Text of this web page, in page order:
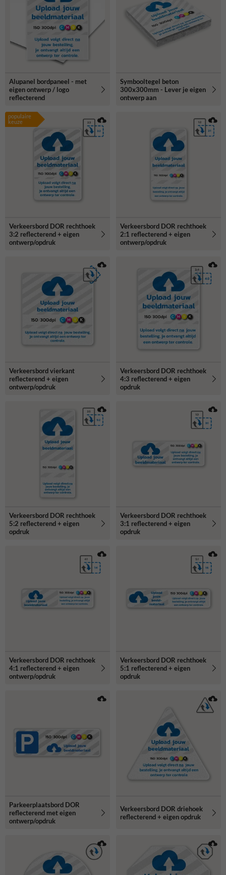
meer informatie of hulp bij het maken van de juiste keuze.
Alupanel bordpaneel - met
eigen ontwerp / logo
reflecterend
Symbooltegel beton
300x300mm - Lever je eigen
ontwerp aan
populaire
keuze
Verkeersbord DOR rechthoek
3:2 reflecterend + eigen
ontwerp/opdruk
Verkeersbord DOR rechthoek
2:1 reflecterend + eigen
ontwerp/opdruk
Verkeersbord vierkant
reflecterend + eigen
ontwerp/opdruk
Verkeersbord DOR rechthoek
4:3 reflecterend + eigen
opdruk
Verkeersbord DOR rechthoek
5:2 reflecterend + eigen
opdruk
Verkeersbord DOR rechthoek
3:1 reflecterend + eigen
opdruk
Verkeersbord DOR rechthoek
4:1 reflecterend + eigen
ontwerp/opdruk
Verkeersbord DOR rechthoek
5:1 reflecterend + eigen
opdruk
Parkeerplaatsbord DOR
reflecterend met eigen
ontwerp/opdruk
Verkeersbord DOR driehoek
reflecterend + eigen opdruk